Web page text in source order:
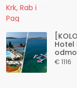
Hotel
€ 1116